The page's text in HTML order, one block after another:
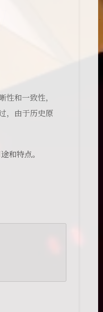
和一致性，
，由于历史原
和特点。